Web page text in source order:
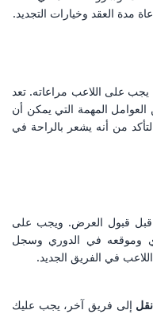
مدة العقد وخيارات التجديد.
يجب على اللاعب مراعاته. تعد
المهمة التي يمكن أن
من أنه يشعر بالراحة في
قبل قبول العرض. ويجب على
وموقعه في الدوري وسجل
في الفريق الجديد.
نقل إلى فريق آخر، يجب عليك